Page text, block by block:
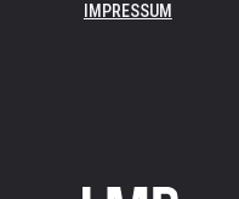
IMPRESSUM